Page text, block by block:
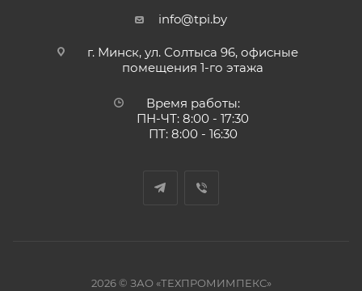
info@tpi.by
г. Минск, ул. Солтыса 96, офисные
помещения 1-го этажа
Время работы:
ПН-ЧТ: 8:00 - 17:30
ПТ: 8:00 - 16:30
2026 © ЗАО «ТЕХПРОМИМПЕКС»